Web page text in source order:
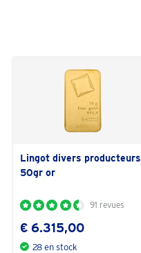
Lingot divers producteurs
50gr or
91 revues
€ 6.315,00
28 en stock